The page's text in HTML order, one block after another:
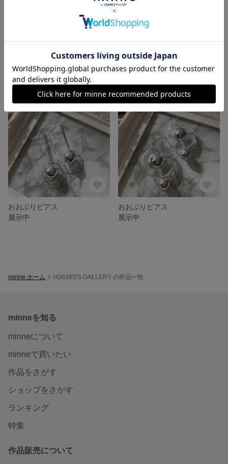
おおぶりピアス
1,000円
上品なコットンパールピアス
展示中
おおぶりピアス
展示中
おおぶりピアス
展示中
minne ホーム H3838S'S GALLERY の作品一覧
minneを知る
minneについて
minneで買いたい
作品をさがす
ショップをさがす
ランキング
特集
作品販売について